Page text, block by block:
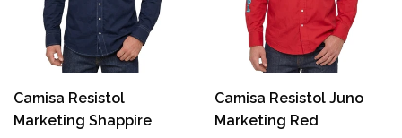
Camisa Resistol
Marketing Shappire
Camisa Resistol Juno
Marketing Red